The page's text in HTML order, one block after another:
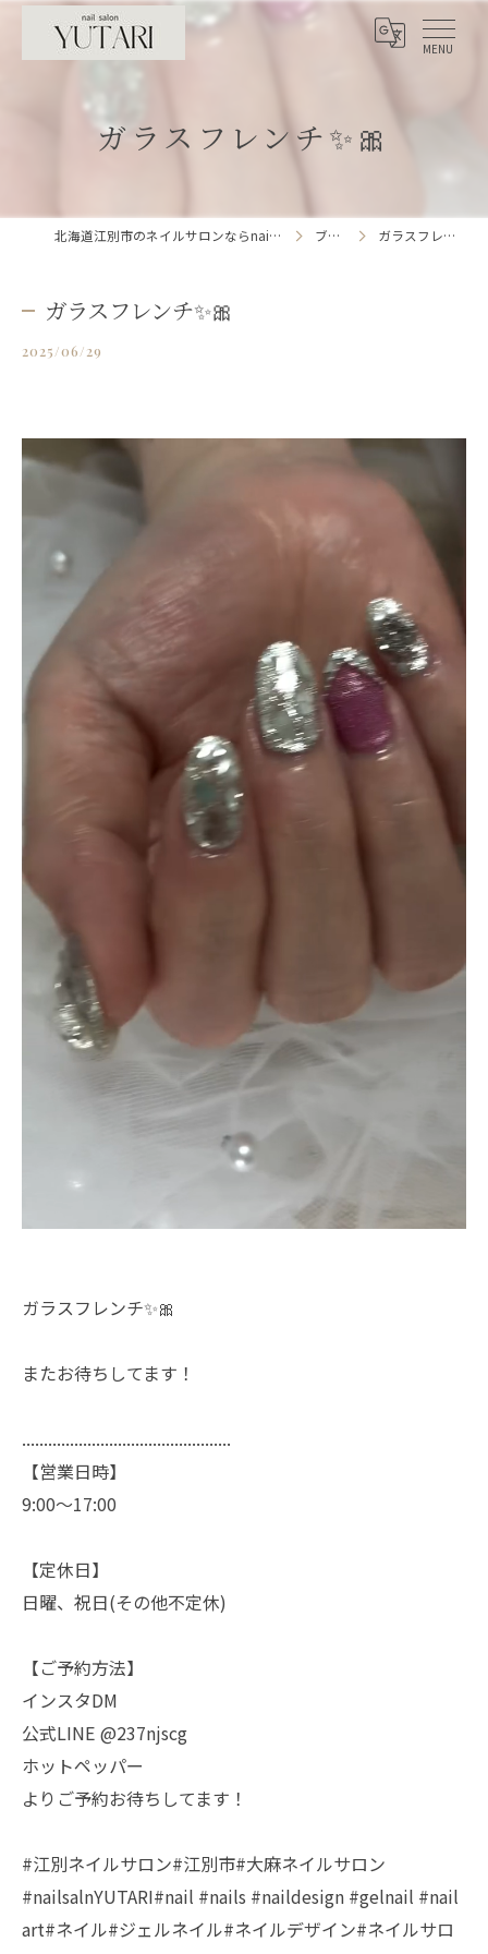
ガラスフレンチ✨🎀
北海道江別市のネイルサロンならnailsalon YUTARI ブログ ガラスフレンチ✨🎀
ガラスフレンチ✨🎀
2025/06/29
ガラスフレンチ✨🎀
またお待ちしてます！
................................................
【営業日時】
9:00〜17:00
【定休日】
日曜、祝日(その他不定休)
【ご予約方法】
インスタDM
公式LINE @237njscg
ホットペッパー
よりご予約お待ちしてます！
#江別ネイルサロン#江別市#大麻ネイルサロン
#nailsalnYUTARI#nail #nails #naildesign #gelnail #nail
art#ネイル#ジェルネイル#ネイルデザイン#ネイルサロ